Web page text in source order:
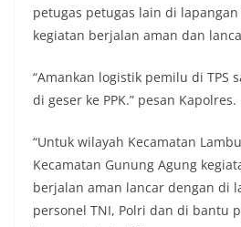
petugas petugas lain di
kegiatan berjalan aman dan
“Amankan logistik pemilu di TPS
di geser ke PPK.” pesan Kapolres.
“Untuk wilayah Kecamatan
Kecamatan Gunung Agung
berjalan aman lancar dengan di
personel TNI, Polri dan di bantu